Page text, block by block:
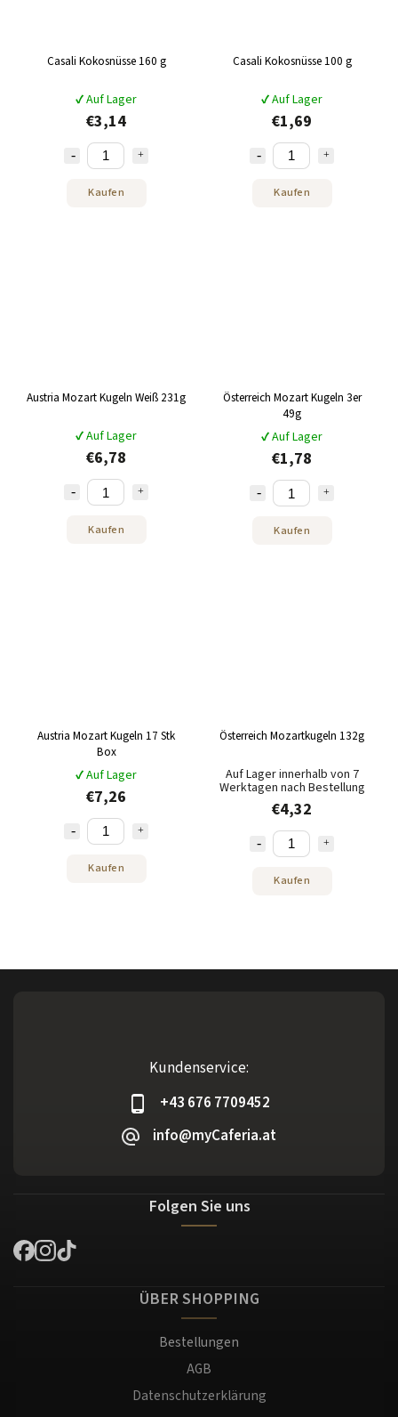
Casali Kokosnüsse 160 g
✔ Auf Lager
€3,14
Kaufen
Casali Kokosnüsse 100 g
✔ Auf Lager
€1,69
Kaufen
Austria Mozart Kugeln Weiß 231g
✔ Auf Lager
€6,78
Kaufen
Österreich Mozart Kugeln 3er
49g
✔ Auf Lager
€1,78
Kaufen
Austria Mozart Kugeln 17 Stk
Box
✔ Auf Lager
€7,26
Kaufen
Österreich Mozartkugeln 132g
Auf Lager innerhalb von 7
Werktagen nach Bestellung
€4,32
Kaufen
Kundenservice:
+43 676 7709452
info@myCaferia.at
Folgen Sie uns
ÜBER SHOPPING
Bestellungen
AGB
Datenschutzerklärung